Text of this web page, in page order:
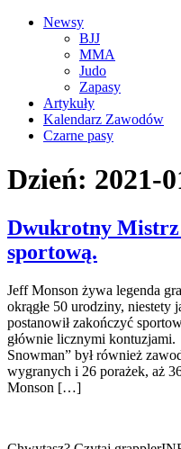
Newsy
BJJ
MMA
Judo
Zapasy
Artykuły
Kalendarz Zawodów
Czarne pasy
Dzień: 2021-
Dwukrotny
sportową.
Jeff Monson żywa legenda
okrągłe 50 urodziny, niestety
postanowił zakończyć
głównie licznymi
Snowman” był również
wygranych i 26 porażek, aż
Monson […]